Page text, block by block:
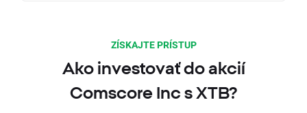
ZÍSKAJTE PRÍSTUP
Ako investovať do akcií
Comscore Inc s XTB?